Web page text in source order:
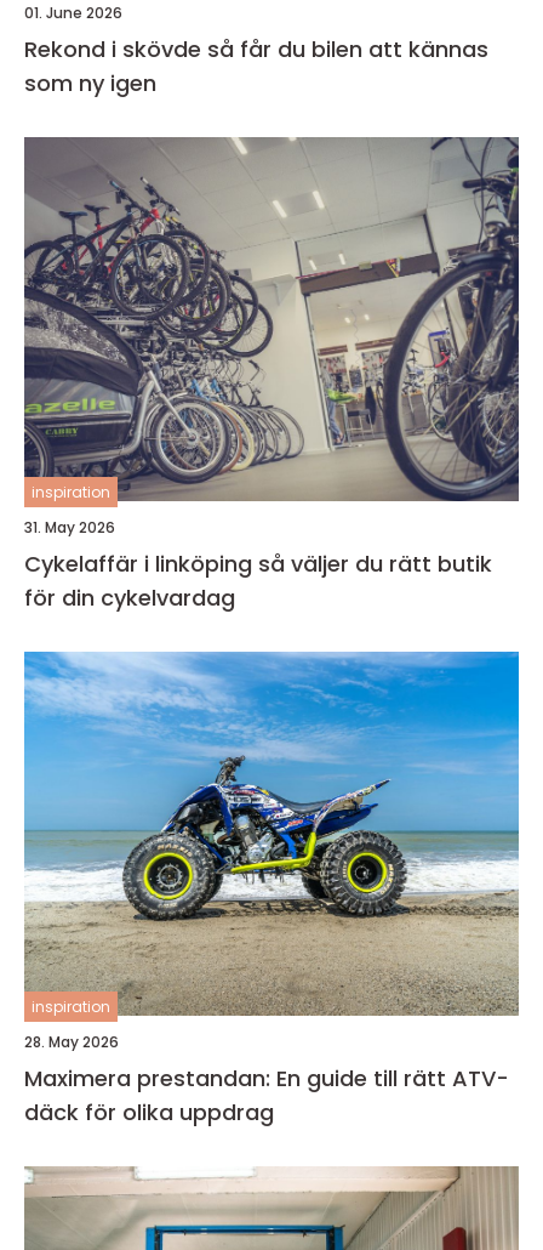
01. June 2026
Rekond i skövde så får du bilen att kännas
som ny igen
inspiration
31. May 2026
Cykelaffär i linköping så väljer du rätt butik
för din cykelvardag
inspiration
28. May 2026
Maximera prestandan: En guide till rätt ATV-
däck för olika uppdrag